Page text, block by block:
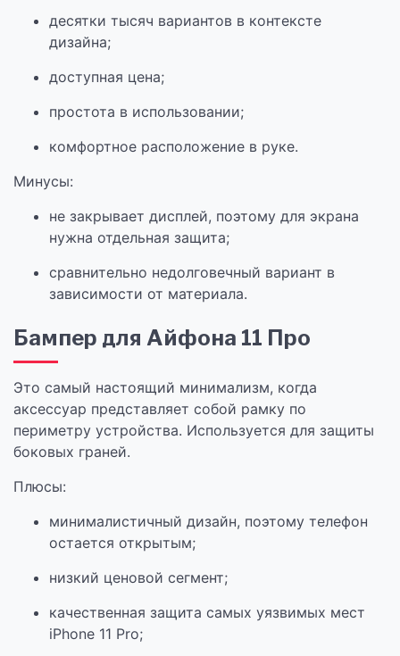
десятки тысяч вариантов в контексте
дизайна;
доступная цена;
простота в использовании;
комфортное расположение в руке.
Минусы:
не закрывает дисплей, поэтому для экрана
нужна отдельная защита;
сравнительно недолговечный вариант в
зависимости от материала.
Бампер для Айфона 11 Про
Это самый настоящий минимализм, когда
аксессуар представляет собой рамку по
периметру устройства. Используется для защиты
боковых граней.
Плюсы:
минималистичный дизайн, поэтому телефон
остается открытым;
низкий ценовой сегмент;
качественная защита самых уязвимых мест
iPhone 11 Pro;